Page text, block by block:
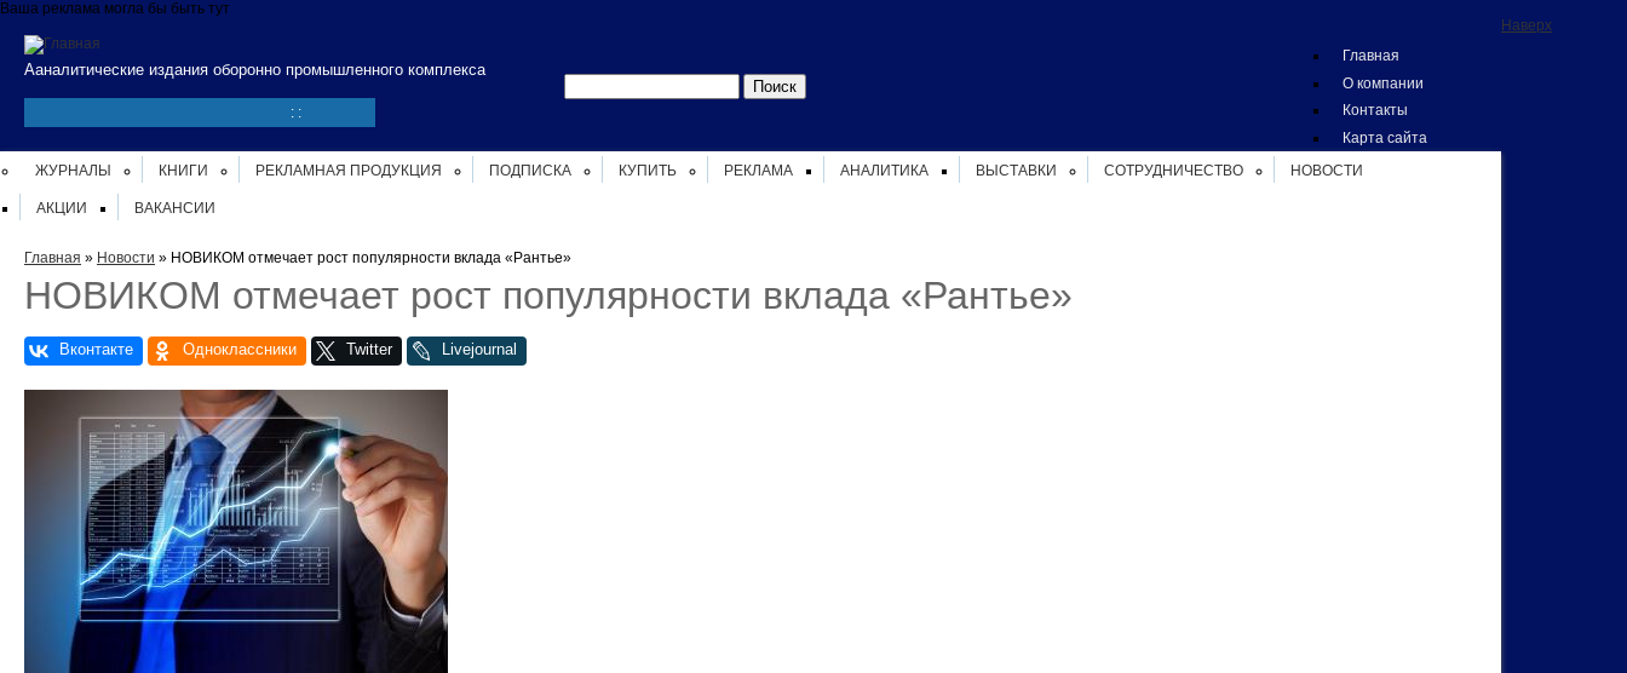
Перейти к основному содержанию
Ваша реклама могла бы быть тут
Ааналитические издания оборонно промышленного комплекса
Главная
О компании
Контакты
Карта сайта
Форма
поиска
: :
ЖУРНАЛЫ КНИГИ РЕКЛАМНАЯ ПРОДУКЦИЯ ПОДПИСКА КУПИТЬ РЕКЛАМА АНАЛИТИКА ВЫСТАВКИ СОТРУДНИЧЕСТВО НОВОСТИ
АКЦИИ ВАКАНСИИ
Вы здесь
Главная » Новости » НОВИКОМ отмечает рост популярности вклада «Рантье»
НОВИКОМ отмечает рост популярности вклада «Рантье»
Наверх